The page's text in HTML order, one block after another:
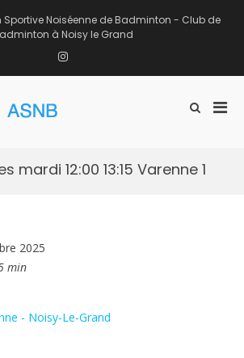
Sportive Noiséenne de Badminton - Club de
à Noisy le Grand
Instagram
Afficher
recherche
mardi 12:00 13:15 Varenne 1
2025
min
- Noisy-Le-Grand